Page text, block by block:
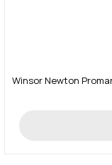
Winsor Newton